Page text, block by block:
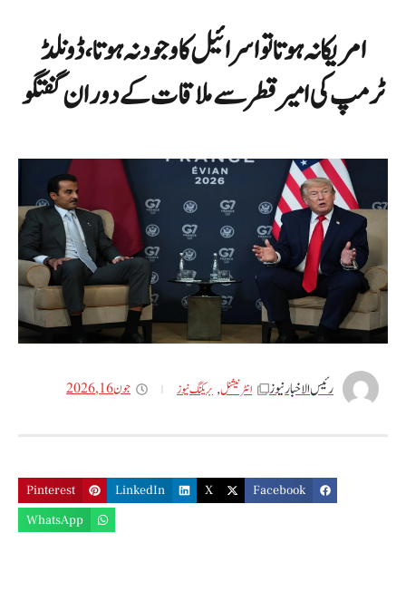
امریکا نہ ہوتا تو اسرائیل کا وجود نہ ہوتا، ڈونلڈ
ٹرمپ کی امیر قطر سے ملاقات کے دوران گفتگو
رئیس الاخبار نیوز انٹر نیشنل, بریکنگ نیوز جون 16, 2026
Facebook
X
LinkedIn
Pinterest
WhatsApp